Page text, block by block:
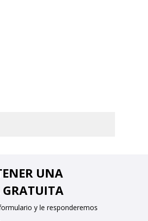
UNA
GRATUITA
y le responderemos